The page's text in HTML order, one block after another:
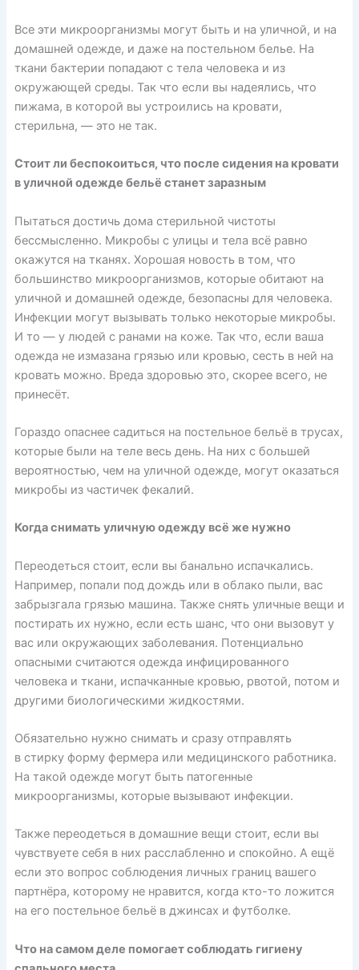
Все эти микроорганизмы могут быть и на уличной, и на
домашней одежде, и даже на постельном белье. На
ткани бактерии попадают с тела человека и из
окружающей среды. Так что если вы надеялись, что
пижама, в которой вы устроились на кровати,
стерильна, — это не так.
Стоит ли беспокоиться, что после сидения на кровати
в уличной одежде бельё станет заразным
Пытаться достичь дома стерильной чистоты
бессмысленно. Микробы с улицы и тела всё равно
окажутся на тканях. Хорошая новость в том, что
большинство микроорганизмов, которые обитают на
уличной и домашней одежде, безопасны для человека.
Инфекции могут вызывать только некоторые микробы.
И то — у людей с ранами на коже. Так что, если ваша
одежда не измазана грязью или кровью, сесть в ней на
кровать можно. Вреда здоровью это, скорее всего, не
принесёт.
Гораздо опаснее садиться на постельное бельё в трусах,
которые были на теле весь день. На них с большей
вероятностью, чем на уличной одежде, могут оказаться
микробы из частичек фекалий.
Когда снимать уличную одежду всё же нужно
Переодеться стоит, если вы банально испачкались.
Например, попали под дождь или в облако пыли, вас
забрызгала грязью машина. Также снять уличные вещи и
постирать их нужно, если есть шанс, что они вызовут у
вас или окружающих заболевания. Потенциально
опасными считаются одежда инфицированного
человека и ткани, испачканные кровью, рвотой, потом и
другими биологическими жидкостями.
Обязательно нужно снимать и сразу отправлять
в стирку форму фермера или медицинского работника.
На такой одежде могут быть патогенные
микроорганизмы, которые вызывают инфекции.
Также переодеться в домашние вещи стоит, если вы
чувствуете себя в них расслабленно и спокойно. А ещё
если это вопрос соблюдения личных границ вашего
партнёра, которому не нравится, когда кто-то ложится
на его постельное бельё в джинсах и футболке.
Что на самом деле помогает соблюдать гигиену